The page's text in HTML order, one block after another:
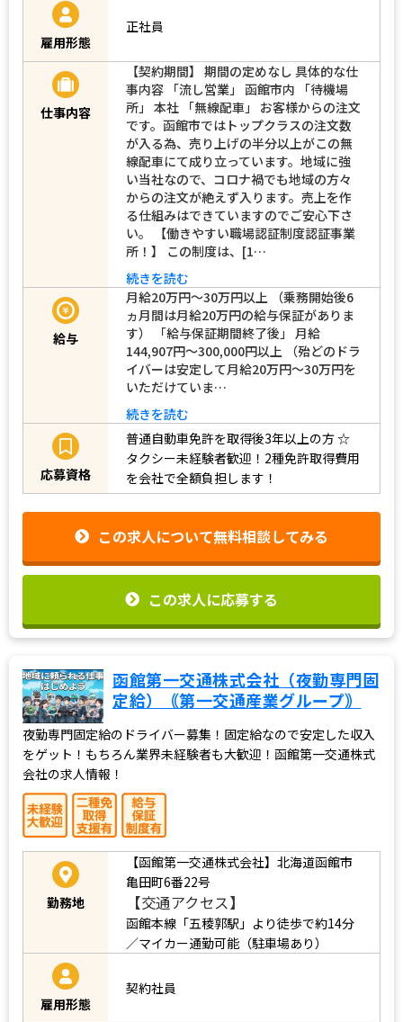
雇用形態
正社員
仕事内容
【契約期間】 期間の定めなし 具体的な仕
事内容 「流し営業」 函館市内 「待機場
所」 本社 「無線配車」 お客様からの注文
です。函館市ではトップクラスの注文数
が入る為、売り上げの半分以上がこの無
線配車にて成り立っています。地域に強
い当社なので、コロナ禍でも地域の方々
からの注文が絶えず入ります。売上を作
る仕組みはできていますのでご安心下さ
い。 【働きやすい職場認証制度認証事業
所！】 この制度は、[1…
続きを読む
給与
月給20万円～30万円以上 （乗務開始後6
ヵ月間は月給20万円の給与保証がありま
す） 「給与保証期間終了後」 月給
144,907円～300,000円以上 （殆どのドラ
イバーは安定して月給20万円～30万円を
いただけていま…
続きを読む
応募資格
普通自動車免許を取得後3年以上の方☆
タクシー未経験者歓迎！2種免許取得費用
を会社で全額負担します！
この求人について無料相談してみる
この求人に応募する
函館第一交通株式会社（夜勤専門固
定給）｟第一交通産業グループ｠
夜勤専門固定給のドライバー募集！固定給なので安定した収入
をゲット！もちろん業界未経験者も大歓迎！函館第一交通株式
会社の求人情報！
勤務地
【函館第一交通株式会社】北海道函館市
亀田町6番22号
【交通アクセス】
函館本線「五稜郭駅」より徒歩で約14分
／マイカー通勤可能（駐車場あり）
雇用形態
契約社員